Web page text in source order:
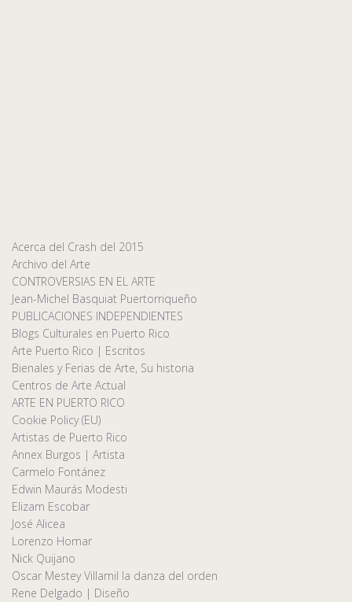
Acerca del Crash del 2015
Archivo del Arte
CONTROVERSIAS EN EL ARTE
Jean-Michel Basquiat Puertorriqueño
PUBLICACIONES INDEPENDIENTES
Blogs Culturales en Puerto Rico
Arte Puerto Rico | Escritos
Bienales y Ferias de Arte, Su historia
Centros de Arte Actual
ARTE EN PUERTO RICO
Cookie Policy (EU)
Artistas de Puerto Rico
Annex Burgos | Artista
Carmelo Fontánez
Edwin Maurás Modesti
Elizam Escobar
José Alicea
Lorenzo Homar
Nick Quijano
Oscar Mestey Villamil la danza del orden
Rene Delgado | Diseño